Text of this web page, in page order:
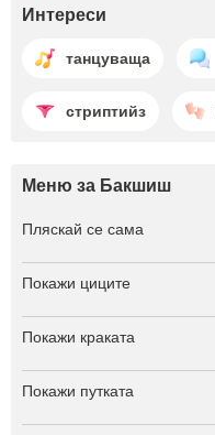
Интереси
танцуваща
стриптийз
Меню за Бакшиш
Пляскай се сама
Покажи циците
Покажи краката
Покажи путката